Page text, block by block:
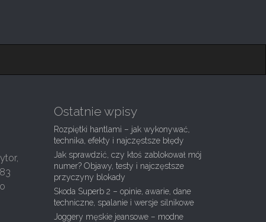
Ostatnie wpisy
Rozpiętki hantlami – jak wykonywać,
technika, efekty i najczęstsze błędy
Jak sprawdzić, czy ktoś zablokował mój
numer? Objawy, testy i najczęstsze
przyczyny blokady
Skoda Superb 2 – opinie, awarie, dane
techniczne, spalanie i wersje silnikowe
Joggery męskie jeansowe – modne